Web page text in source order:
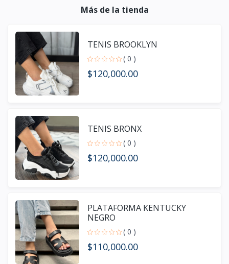
Más de la tienda
TENIS BROOKLYN
( 0 )
$120,000.00
TENIS BRONX
( 0 )
$120,000.00
PLATAFORMA KENTUCKY
NEGRO
( 0 )
$110,000.00